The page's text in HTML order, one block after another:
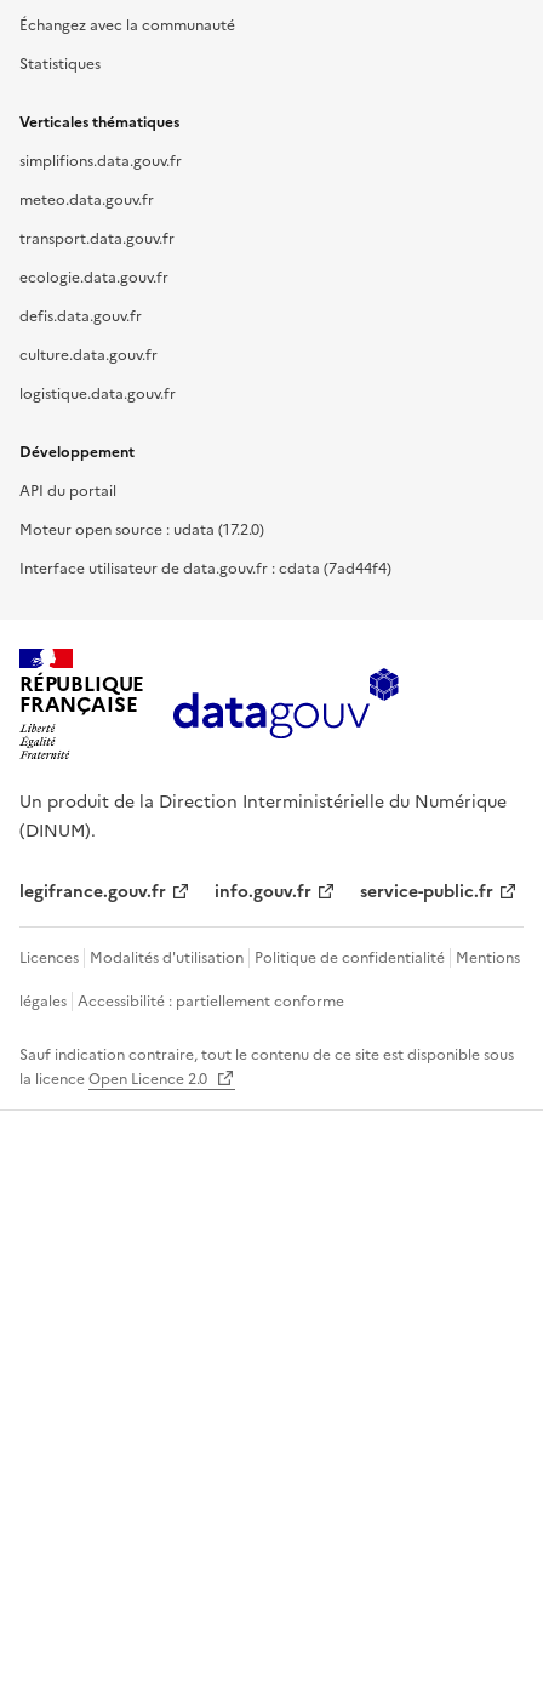
Échangez avec la communauté
Statistiques
Verticales thématiques
simplifions.data.gouv.fr
meteo.data.gouv.fr
transport.data.gouv.fr
ecologie.data.gouv.fr
defis.data.gouv.fr
culture.data.gouv.fr
logistique.data.gouv.fr
Développement
API du portail
Moteur open source : udata (17.2.0)
Interface utilisateur de data.gouv.fr : cdata (7ad44f4)
RÉPUBLIQUE
FRANÇAISE
Un produit de la Direction Interministérielle du Numérique
(DINUM).
legifrance.gouv.fr info.gouv.fr service-public.fr
Licences Modalités d'utilisation Politique de confidentialité Mentions
légales Accessibilité : partiellement conforme
Sauf indication contraire, tout le contenu de ce site est disponible sous
la licenceOpen Licence 2.0